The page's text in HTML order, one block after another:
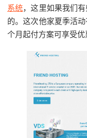
系统，这里如果我们
的。这次他家夏季活
个月起付方案可享受优